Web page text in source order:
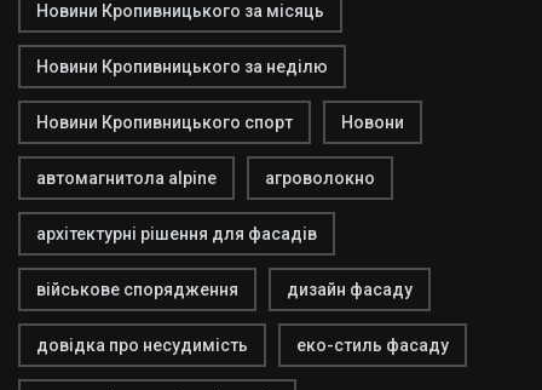
Новини Кропивницького за місяць
Новини Кропивницького за неділю
Новини Кропивницького спорт Новони
автомагнитола alpine агроволокно
архітектурні рішення для фасадів
військове спорядження дизайн фасаду
довідка про несудимість еко-стиль фасаду